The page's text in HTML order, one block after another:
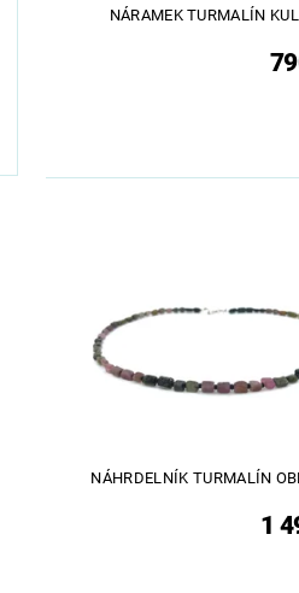
NÁRAMEK TURMALÍN
NÁHRDELNÍK TURMALÍN
1